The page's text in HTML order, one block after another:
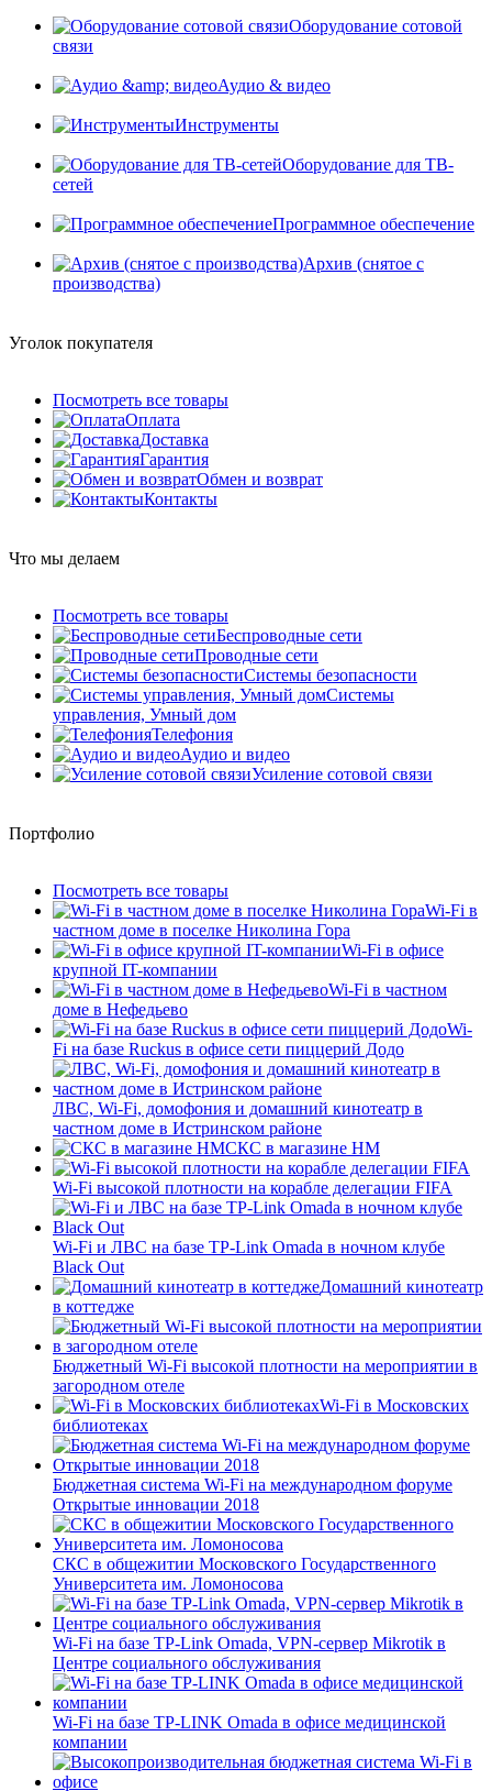
Оборудование сотовой
связи
Аудио & видео
Инструменты
Оборудование для ТВ-
сетей
Программное обеспечение
Архив (снятое с
производства)
Уголок покупателя
Посмотреть все товары
Оплата
Доставка
Гарантия
Обмен и возврат
Контакты
Что мы делаем
Посмотреть все товары
Беспроводные сети
Проводные сети
Системы безопасности
Системы
управления, Умный дом
Телефония
Аудио и видео
Усиление сотовой связи
Портфолио
Посмотреть все товары
Wi-Fi в
частном доме в поселке Николина Гора
Wi-Fi в офисе
крупной IT-компании
Wi-Fi в частном
доме в Нефедьево
Wi-
Fi на базе Ruckus в офисе сети пиццерий Додо
ЛВС, Wi-Fi, домофония и домашний кинотеатр в
частном доме в Истринском районе
СКС в магазине HM
Wi-Fi высокой плотности на корабле делегации FIFA
Wi-Fi и ЛВС на базе TP-Link Omada в ночном клубе
Black Out
Домашний кинотеатр
в коттедже
Бюджетный Wi-Fi высокой плотности на мероприятии в
загородном отеле
Wi-Fi в Московских
библиотеках
Бюджетная система Wi-Fi на международном форуме
Открытые инновации 2018
СКС в общежитии Московского Государственного
Университета им. Ломоносова
Wi-Fi на базе TP-Link Omada, VPN-сервер Mikrotik в
Центре социального обслуживания
Wi-Fi на базе TP-LINK Omada в офисе медицинской
компании